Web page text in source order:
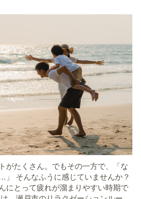
がたくさん。でもその一方で、「な
」 そんなふうに感じていませんか？
にとって疲れが溜まりやすい時期で